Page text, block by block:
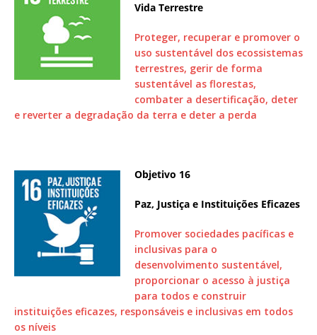
Vida Terrestre
Proteger, recuperar e promover o
uso sustentável dos ecossistemas
terrestres, gerir de forma
sustentável as florestas,
combater a desertificação, deter
e reverter a degradação da terra e deter a perda
Objetivo 16
Paz, Justiça e Instituições Eficazes
Promover sociedades pacíficas e
inclusivas para o
desenvolvimento sustentável,
proporcionar o acesso à justiça
para todos e construir
instituições eficazes, responsáveis e inclusivas em todos
os níveis